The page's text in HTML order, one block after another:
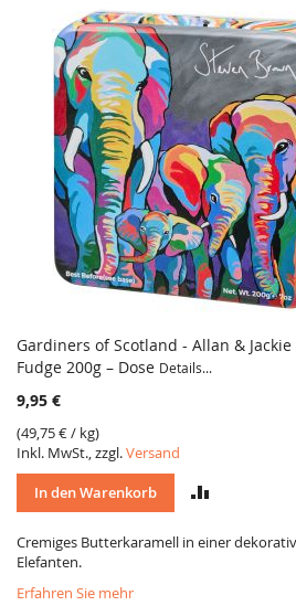
Gardiners of Scotland - Allan &
Fudge 200g – Dose Details...
9,95 €
(49,75 €/ kg)
Inkl. MwSt., zzgl.Versand
In den Warenkorb
VERGLEICH
Cremiges Butterkaramell in einer
Elefanten.
Erfahren Sie mehr